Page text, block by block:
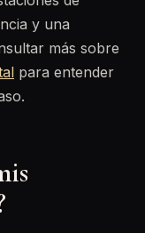
y una
más sobre
para entender